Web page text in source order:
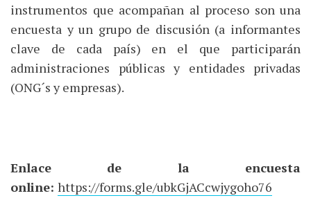
instrumentos que acompañan al proceso son una
encuesta y un grupo de discusión (a informantes
clave de cada país) en el que participarán
administraciones públicas y entidades privadas
(ONG´s y empresas).
Enlace de la encuesta
online: https://forms.gle/ubkGjACcwjygoho76